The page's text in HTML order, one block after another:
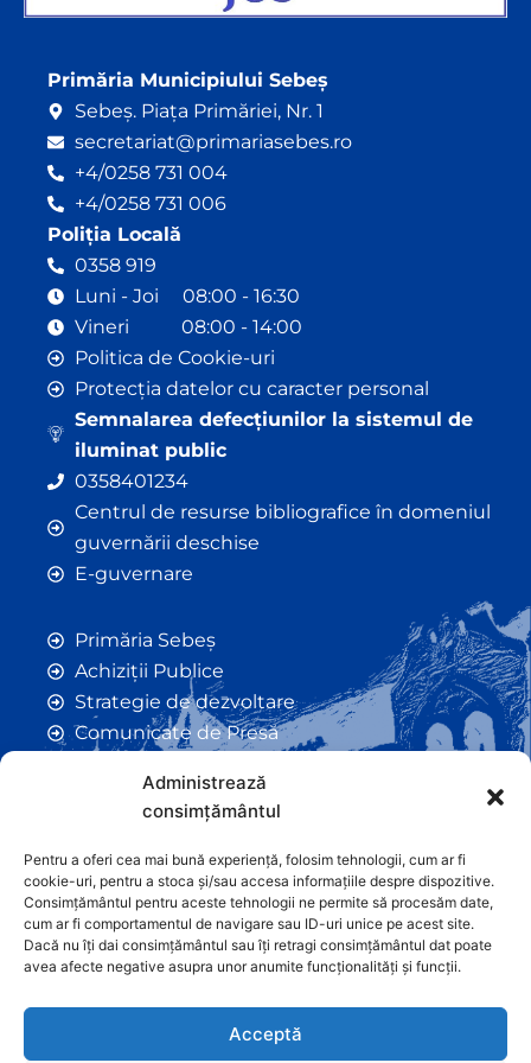
Administrează
consimțământul
Pentru a oferi cea mai bună experiență, folosim tehnologii, cum ar fi
cookie-uri, pentru a stoca și/sau accesa informațiile despre dispozitive.
Consimțământul pentru aceste tehnologii ne permite să procesăm date,
cum ar fi comportamentul de navigare sau ID-uri unice pe acest site.
Dacă nu îți dai consimțământul sau îți retragi consimțământul dat poate
avea afecte negative asupra unor anumite funcționalități și funcții.
Acceptă
Primăria Municipiului Sebeș
Sebeș. Piața Primăriei, Nr. 1
secretariat@primariasebes.ro
+4/0258 731 004
+4/0258 731 006
Poliția Locală
0358 919
Luni - Joi 08:00 - 16:30
Vineri 08:00 - 14:00
Politica de Cookie-uri
Protecția datelor cu caracter personal
Semnalarea defecțiunilor la sistemul de
iluminat public
0358401234
Centrul de resurse bibliografice în domeniul
guvernării deschise
E-guvernare
Primăria Sebeș
Achiziții Publice
Strategie de dezvoltare
Comunicate de Presă
Anunțuri
Hotarâri de Consiliu
Certificate de Urbanism
Autorizații de Construcții
Orașe Înfrățite
Contact